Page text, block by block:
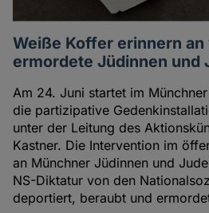
Weiße Koffer erinnern
ermordete Jüdinnen und
Am 24. Juni startet im
die partizipative
unter der Leitung des
Kastner. Die Intervention im
an Münchner Jüdinnen und
NS-Diktatur von den
deportiert, beraubt und